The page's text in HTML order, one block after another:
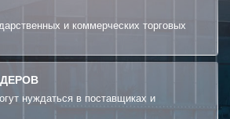
и коммерческих торговых
нуждаться в поставщиках и